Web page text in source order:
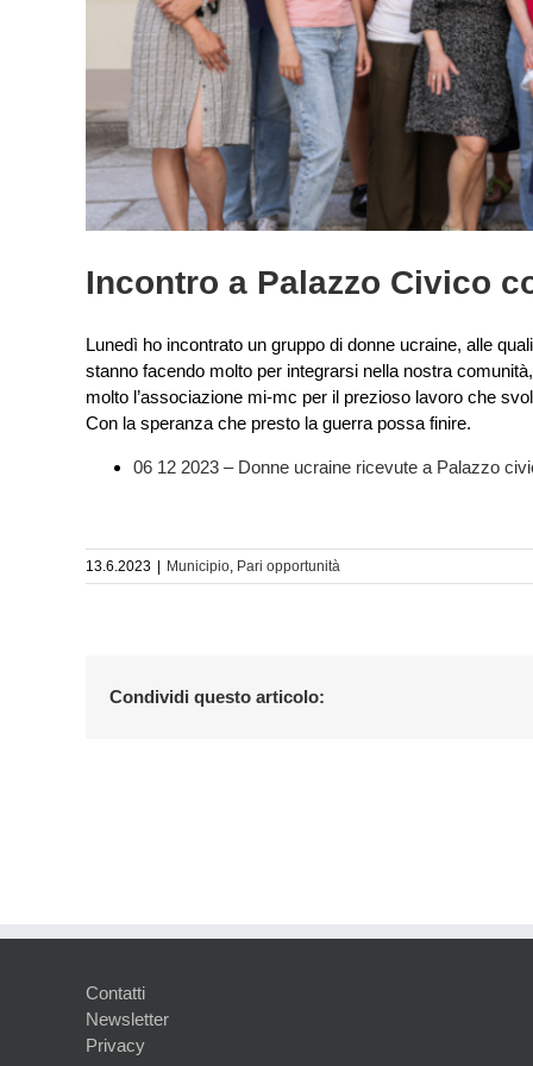
Incontro a Palazzo Civico
Lunedì ho incontrato un gruppo di donne ucraine, alle
stanno facendo molto per integrarsi nella nostra
molto l’associazione mi-mc per il prezioso lavoro che
Con la speranza che presto la guerra possa finire.
06 12 2023 – Donne ucraine ricevute a Palazzo
13.6.2023 Municipio, Pari opportunità
Condividi questo articolo:
Contatti
Newsletter
Privacy